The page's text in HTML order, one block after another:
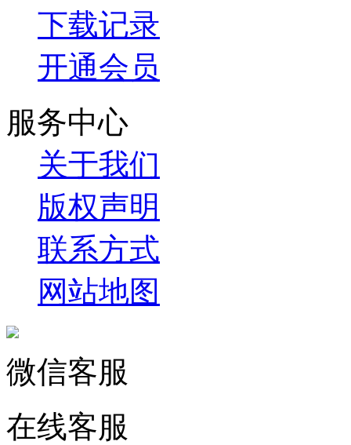
下载记录
开通会员
服务中心
关于我们
版权声明
联系方式
网站地图
微信客服
在线客服